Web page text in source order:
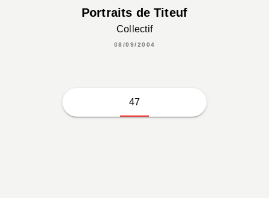
Portraits de Titeuf
Collectif
08/09/2004
47